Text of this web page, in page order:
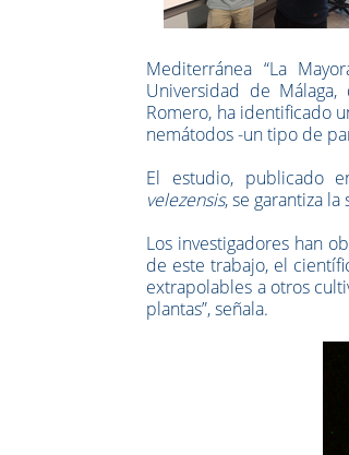
Mediterránea “La
Universidad de
Romero, ha identificado
nemátodos -un tipo de
El estudio, publicado
velezensis, se garantiza
Los investigadores han
de este trabajo, el
extrapolables a otros
plantas”, señala.